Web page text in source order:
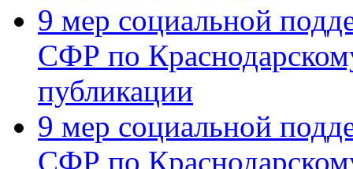
9 мер социальной
СФР по
публикации
9 мер социальной
СФР по